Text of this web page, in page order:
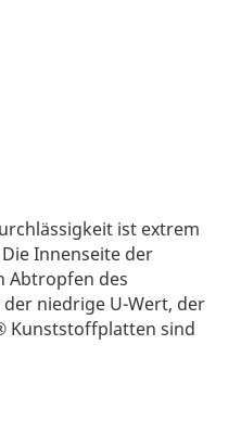
ist extrem
Innenseite der
Abtropfen des
niedrige U-Wert, der
Kunststoffplatten sind